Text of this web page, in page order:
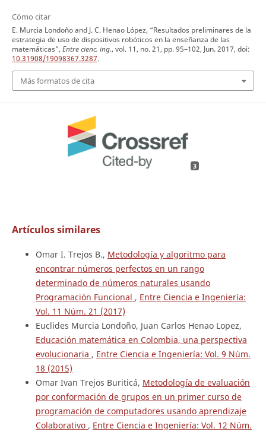
Cómo citar
E. Murcia Londoño and J. C. Henao López, “Resultados preliminares de la
estrategia de uso de dispositivos robóticos en la enseñanza de las
matemáticas”, Entre cienc. ing., vol. 11, no. 21, pp. 95–102, Jun. 2017, doi:
10.31908/19098367.3287.
Más formatos de cita
3
Artículos similares
Omar I. Trejos B., Metodología y algoritmo para
encontrar números perfectos en un rango
determinado de números naturales usando
Programación Funcional , Entre Ciencia e Ingeniería:
Vol. 11 Núm. 21 (2017)
Euclides Murcia Londoño, Juan Carlos Henao Lopez,
Educación matemática en Colombia, una perspectiva
evolucionaria , Entre Ciencia e Ingeniería: Vol. 9 Núm.
18 (2015)
Omar Ivan Trejos Buriticá, Metodología de evaluación
por conformación de grupos en un primer curso de
programación de computadores usando aprendizaje
Colaborativo , Entre Ciencia e Ingeniería: Vol. 12 Núm.